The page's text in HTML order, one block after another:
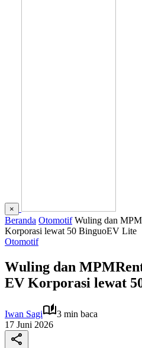
×
Beranda Otomotif Wuling dan
Korporasi lewat 50 BinguoEV Lite
Otomotif
Wuling dan
EV Korporasi lewat
Iwan Sagi
3 min baca
17 Juni 2026